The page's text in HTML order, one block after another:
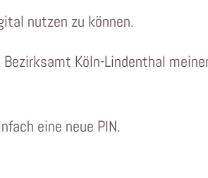
nutzen zu können.
Köln-Lindenthal
eine neue PIN.